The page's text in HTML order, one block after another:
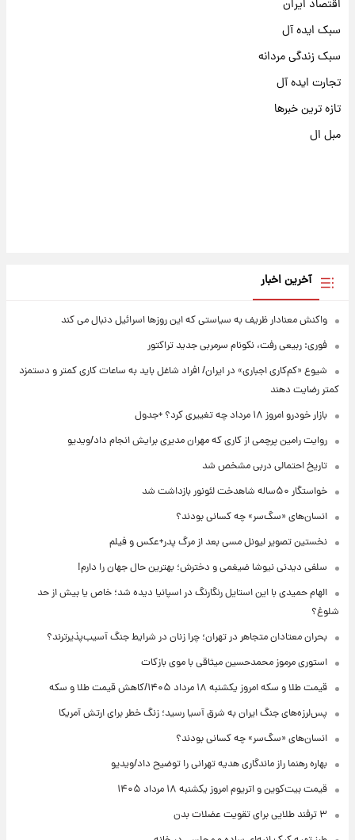
اقتصاد ایران
سبک ایده آل
سبک زندگی مردانه
تجارت ایده آل
تازه ترین خبرها
مبل ال
آخرین اخبار
واکنش معنادار ظریف به سیاستی که این روزها اسرائیل دنبال می کند
فوری: ربیعی رفت، نکونام سرمربی جدید تراکتور
شیوع «کم‌کاری اجباری» در ایران/ افراد شاغل باید به ساعات کاری کمتر و دستمزد
کمتر رضایت دهند
بازار خودرو امروز ۱۸ مرداد چه تغییری کرد؟ +جدول
روایت رامین پرچمی از کاری که مهران مدیری برایش انجام داد/ویدیو
تاریخ احتمالی دربی مشخص شد
خواستگار ۵۰ساله شاهدخت لئونور بازداشت شد
انسان‌های «سگ‌سر» چه کسانی بودند؟
نخستین تصویر لیونل مسی بعد از مرگ پدر+عکس و فیلم
سلفی دیدنی نیوشا ضیغمی و دخترش؛ بهترین حال جهان را دارم!
الهام حمیدی با این استایل رنگارنگ در اسپانیا دیده شد؛ خاص یا بیش از حد
شلوغ؟
بحران معتادان متجاهر در تهران؛ چرا زنان در شرایط جنگ آسیب‌پذیرترند؟
استوری مرموز محمدحسین میثاقی با موی بازکات
قیمت طلا و سکه امروز یکشنبه ۱۸ مرداد ۱۴۰۵/کاهش قیمت طلا و سکه
پس‌لرزه‌های جنگ ایران به شرق آسیا رسید؛ زنگ خطر برای ارتش آمریکا
انسان‌های «سگ‌سر» چه کسانی بودند؟
بهاره رهنما راز ماندگاری هدیه تهرانی را توضیح داد/ویدیو
قیمت بیت‌کوین و اتریوم امروز یکشنبه ۱۸ مرداد ۱۴۰۵
۳ ترفند طلایی برای تقویت عضلات بدن